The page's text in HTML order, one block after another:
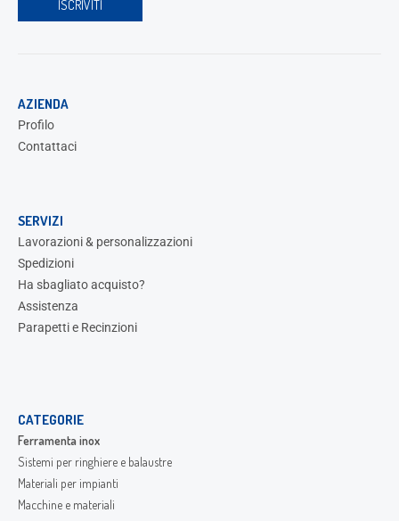
AZIENDA
Profilo
Contattaci
SERVIZI
Lavorazioni & personalizzazioni
Spedizioni
Ha sbagliato acquisto?
Assistenza
Parapetti e Recinzioni
CATEGORIE
Ferramenta inox
Sistemi per ringhiere e balaustre
Materiali per impianti
Macchine e materiali